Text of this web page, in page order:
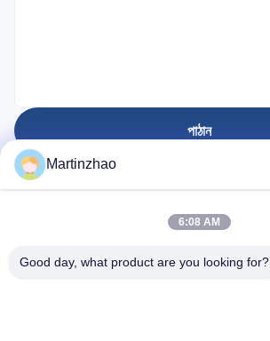
পাঠান
Martinzhao
6:08 AM
Good day, what product are you looking for?